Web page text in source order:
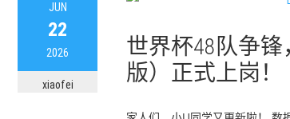
JUN
22
2026
xiaofei
世界杯48队争锋
版）正式上岗！